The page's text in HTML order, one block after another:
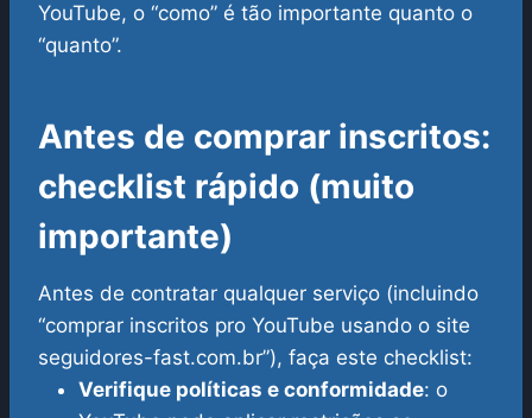
YouTube, o “como” é tão importante quanto o
“quanto”.
Antes de comprar inscritos:
checklist rápido (muito
importante)
Antes de contratar qualquer serviço (incluindo
“comprar inscritos pro YouTube usando o site
seguidores-fast.com.br”), faça este checklist:
Verifique políticas e conformidade: o